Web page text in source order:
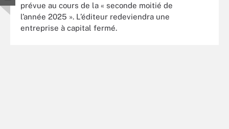
prévue au cours de la « seconde moitié de
l’année 2025 ». L’éditeur redeviendra une
entreprise à capital fermé.